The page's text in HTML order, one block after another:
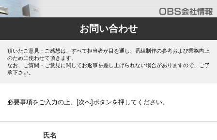
お問い合わせ
頂いたご意見・ご感想は、すべて担当者が目を通し、番組制作の参考および業務向上
のために使わせて頂きます。
なお、ご質問・ご意見に関してお返事を差し上げられない場合がありますので、ご了
承下さい。
必要事項をご入力の上、[次へ]ボタンを押してください。
氏名